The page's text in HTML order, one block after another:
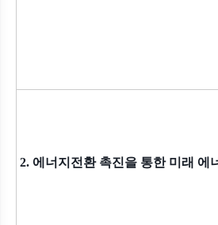
2. 에너지전환 촉진을 통한 미래 에